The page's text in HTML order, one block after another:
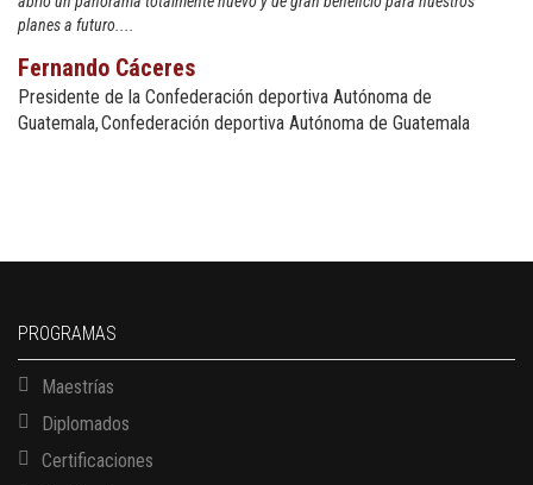
planes a futuro....
Fernando Cáceres
Presidente de la Confederación deportiva Autónoma de
Guatemala Confederación deportiva Autónoma de Guatemala
PROGRAMAS
Maestrías
Diplomados
Certificaciones